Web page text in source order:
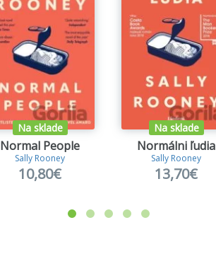
Na sklade
Normal People
Sally Rooney
10,80€
Na sklade
Normálni ľudia
Sally Rooney
13,70€